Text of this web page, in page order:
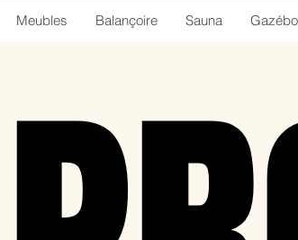
Meubles Balançoire Sauna Gazébo